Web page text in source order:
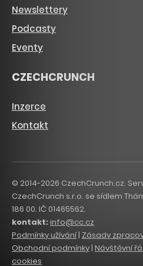
Newslettery
Podcasty
Eventy
CZECHCRUNCH
Inzerce
Kontakt
© 2014-2026 CzechCrunch.cz.
CzechCrunch s.r.o. se sídlem
186 00. IČ 01465562.
kontakt:info@cc.cz
Podmínky užívání| Zásady
Obchodní podmínky| Návštěvní
cookies